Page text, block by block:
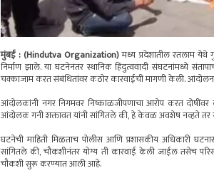
मुंबई : (Hindutva Organization)मध्य प्रदेशातील रतलाम
निर्माण झाले. या घटनेनंतर स्थानिक हिंदुत्ववादी संघटनांमध्ये
चक्काजाम करत संबंधितांवर कठोर कारवाईची मागणी केली.
आंदोलकांनी नगर निगमवर निष्काळजीपणाचा आरोप करत
आंदोलक गनी शक्तावत यांनी सांगितले की, हे केवळ अवशेष नव्हते तर
घटनेची माहिती मिळताच पोलीस आणि प्रशासकीय अधिकारी
सांगितले की, चौकशीनंतर योग्य ती कारवाई केली जाईल तसेच
चौकशी सुरू करण्यात आली आहे.